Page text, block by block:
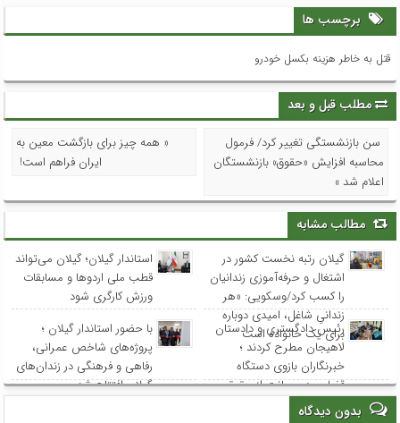
برچسب ها
قتل به خاطر هزینه بکسل خودرو
مطلب قبل و بعد
سن بازنشستگی تغییر کرد/ فرمول
محاسبه افزایش «حقوق» بازنشستگان
اعلام شد »
« همه چیز برای بازگشت معین به
ایران فراهم است!
مطالب مشابه
گیلان رتبه نخست کشور در
اشتغال و حرفه‌آموزی زندانیان
را کسب کرد/وسکویی: «هر
زندانیِ شاغل، امیدی دوباره
برای یک خانواده است
استاندار گیلان؛ گیلان می‌تواند
قطب ملی اردوها و مسابقات
ورزش کارگری شود
رئیس دادگستری و دادستان
لاهیجان مطرح کردند ؛
خبرنگاران بازوی دستگاه
قضایی در صیانت از حقوق
عامه هستند
با حضور استاندار گیلان ؛
پروژه‌های شاخص عمرانی،
رفاهی و فرهنگی در زندان‌های
گیلان افتتاح شد
بدون دیدگاه